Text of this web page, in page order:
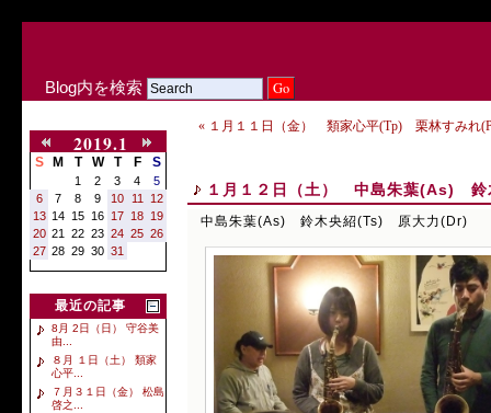
Blog内を検索
2019.1
S M T W T F S
1 2 3 4
5
6
7 8 9 10 11
12
13 14 15 16 17 18 19
20 21 22 23 24 25 26
27 28 29 30 31
最近の記事
8月 2日（日） 守谷美
由...
８月 １日（土） 類家
心平...
７月３１日（金） 松島
啓之...
« １月１１日（金） 類家心平(Tp) 栗林すみれ
１月１２日（土） 中島朱葉(As)
中島朱葉(As) 鈴木央紹(Ts) 原大力(Dr)